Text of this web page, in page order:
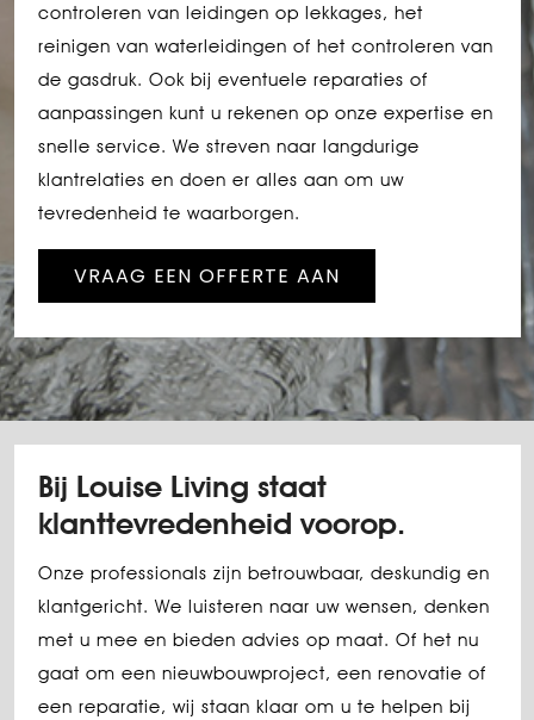
controleren van leidingen op lekkages, het
reinigen van waterleidingen of het controleren van
de gasdruk. Ook bij eventuele reparaties of
aanpassingen kunt u rekenen op onze expertise en
snelle service. We streven naar langdurige
klantrelaties en doen er alles aan om uw
tevredenheid te waarborgen.
VRAAG EEN OFFERTE AAN
Bij Louise Living staat
klanttevredenheid voorop.
Onze professionals zijn betrouwbaar, deskundig en
klantgericht. We luisteren naar uw wensen, denken
met u mee en bieden advies op maat. Of het nu
gaat om een nieuwbouwproject, een renovatie of
een reparatie, wij staan klaar om u te helpen bij